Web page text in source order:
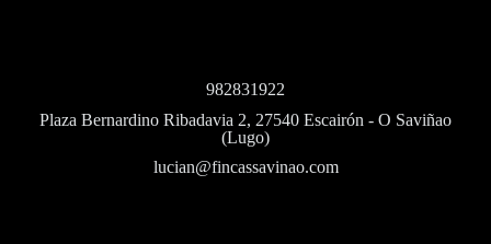
982831922
Plaza Bernardino Ribadavia 2, 27540 Escairón - O Saviñao
(Lugo)
lucian@fincassavinao.com